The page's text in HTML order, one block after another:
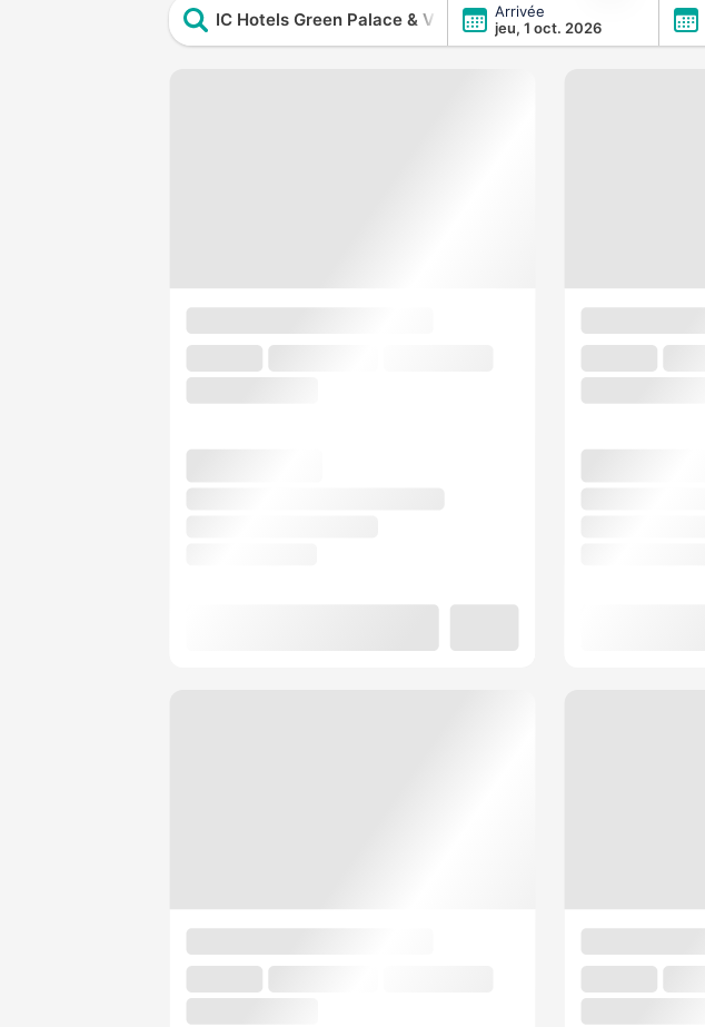
IC Hotels Green Palace & Villas - All inclusive
Arrivée
jeu, 1 oct. 2026